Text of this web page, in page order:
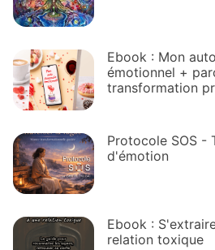
Ebook : Mon
émotionnel +
transformation
Protocole SOS -
d'émotion
Ebook :
relation toxique